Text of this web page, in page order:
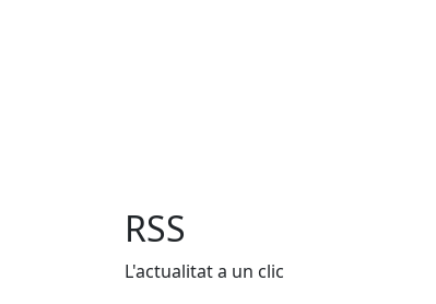
RSS
L'actualitat a un clic